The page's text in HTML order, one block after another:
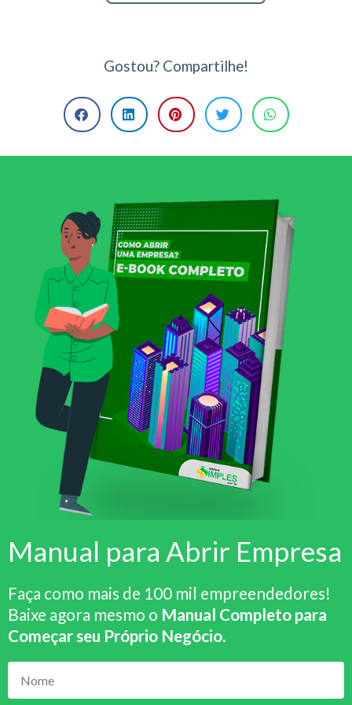
Gostou? Compartilhe!
Manual para Abrir Empresa
Faça como mais de 100 mil empreendedores!
Baixe agora mesmo o Manual Completo para
Começar seu Próprio Negócio.